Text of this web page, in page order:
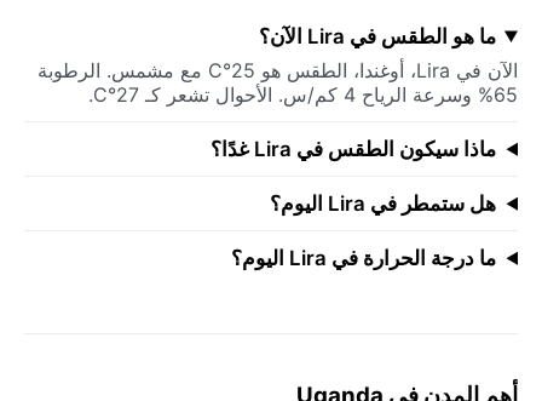
ما هو الطقس في Lira الآن؟
الآن في Lira، أوغندا، الطقس هو 25°C مع مشمس. الرطوبة
65% وسرعة الرياح 4 كم/س. الأحوال تشعر كـ 27°C.
ماذا سيكون الطقس في Lira غدًا؟
هل ستمطر في Lira اليوم؟
ما درجة الحرارة في Lira اليوم؟
أهم المدن في Uganda